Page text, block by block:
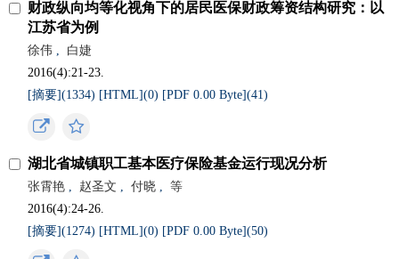
财政纵向均等化视角下的居民医保财政筹资结构研究：以
江苏省为例
徐伟 ,
白婕
2016(4):21-23.
[摘要](1334) [HTML](0) [PDF 0.00 Byte](41)
湖北省城镇职工基本医疗保险基金运行现况分析
张霄艳 , 赵圣文 , 付晓 ,
等
2016(4):24-26.
[摘要](1274) [HTML](0) [PDF 0.00 Byte](50)